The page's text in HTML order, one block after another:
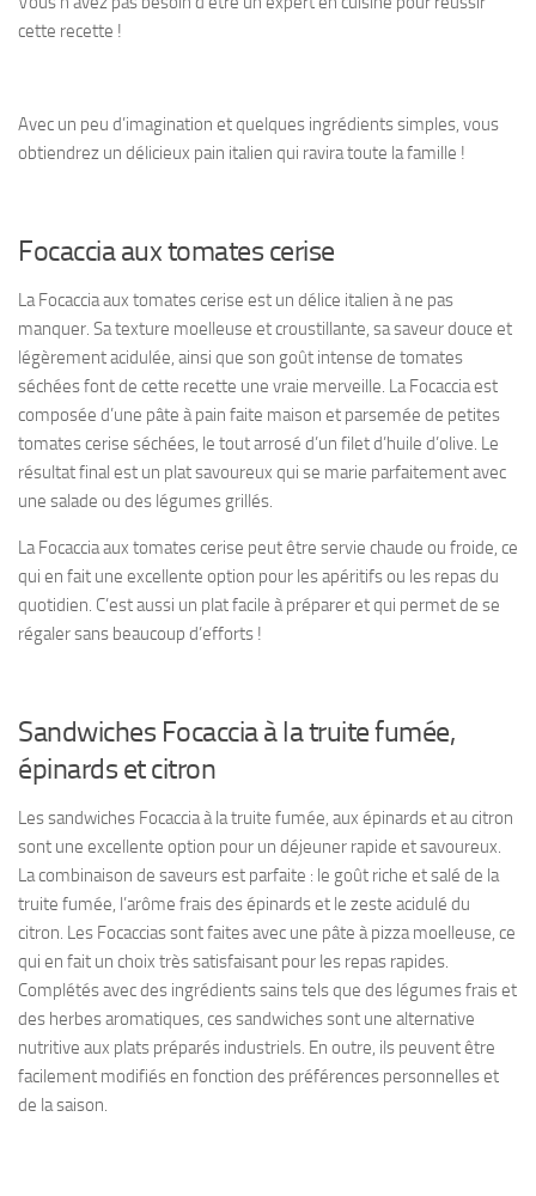
cette recette !
Avec un peu d’imagination et quelques ingrédients simples, vous
obtiendrez un délicieux pain italien qui ravira toute la famille !
Focaccia aux tomates cerise
La Focaccia aux tomates cerise est un délice italien à ne pas
manquer. Sa texture moelleuse et croustillante, sa saveur douce et
légèrement acidulée, ainsi que son goût intense de tomates
séchées font de cette recette une vraie merveille. La Focaccia est
composée d’une pâte à pain faite maison et parsemée de petites
tomates cerise séchées, le tout arrosé d’un filet d’huile d’olive. Le
résultat final est un plat savoureux qui se marie parfaitement avec
une salade ou des légumes grillés.
La Focaccia aux tomates cerise peut être servie chaude ou froide, ce
qui en fait une excellente option pour les apéritifs ou les repas du
quotidien. C’est aussi un plat facile à préparer et qui permet de se
régaler sans beaucoup d’efforts !
Sandwiches Focaccia à la truite fumée,
épinards et citron
Les sandwiches Focaccia à la truite fumée, aux épinards et au citron
sont une excellente option pour un déjeuner rapide et savoureux.
La combinaison de saveurs est parfaite : le goût riche et salé de la
truite fumée, l’arôme frais des épinards et le zeste acidulé du
citron. Les Focaccias sont faites avec une pâte à pizza moelleuse, ce
qui en fait un choix très satisfaisant pour les repas rapides.
Complétés avec des ingrédients sains tels que des légumes frais et
des herbes aromatiques, ces sandwiches sont une alternative
nutritive aux plats préparés industriels. En outre, ils peuvent être
facilement modifiés en fonction des préférences personnelles et
de la saison.